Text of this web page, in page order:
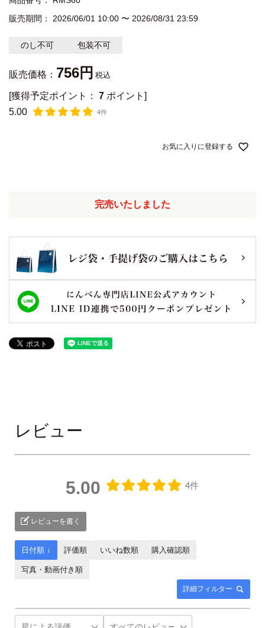
販売期間
2026/06/01 10:00 〜 2026/08/31 23:59
のし不可 包装不可
販売価格： 756 税込
[獲得予定ポイント： 7 ポイント]
5.00
4件
お気に入りに登録する
完売いたしました
レビュー
5.00 4件
レビューを書く
詳細フィルター
日付順 ↓ 評価順 いいね数順 購入確認順
写真・動画付き順